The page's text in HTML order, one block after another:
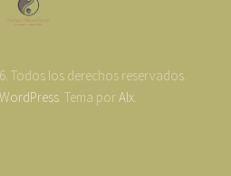
Todos los derechos reservados.
WordPress. Tema porAlx.